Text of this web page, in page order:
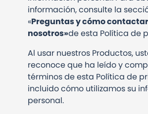
información, consulte la
«Preguntas y cómo
nosotros»de esta Política de
Al usar nuestros Productos,
reconoce que ha leído y
términos de esta Política de
incluido cómo utilizamos su
personal.